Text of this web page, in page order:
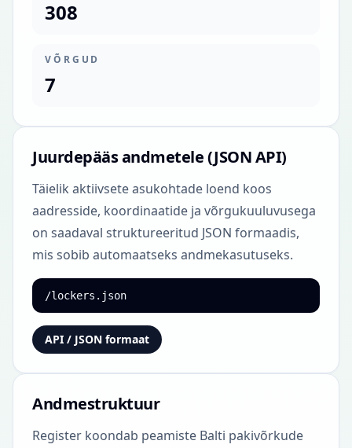
308
VÕRGUD
7
Juurdepääs andmetele (JSON API)
Täielik aktiivsete asukohtade loend koos
aadresside, koordinaatide ja võrgukuuluvusega
on saadaval struktureeritud JSON formaadis,
mis sobib automaatseks andmekasutuseks.
/lockers.json
API / JSON formaat
Andmestruktuur
Register koondab peamiste Balti pakivõrkude